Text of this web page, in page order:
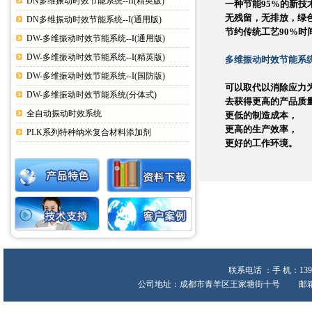
DN多维振动时效节能系统--I(通用版)
DW-多维振动时效节能系统--I(通用版)
DW-多维振动时效节能系统--I(精英版)
DW-多维振动时效节能系统--I(国防版)
DW-多维振动时效节能系统(分体式)
全自动振动时效系统
PLK系列特种纳米复合材料添加剂
一种节能95%的新技
无残留，无排放，绿
节约传统工艺90%时
多维振动时效节能系
可以取代以消除应力
去获得更高的产品质
更低的制造成本，
更高的生产效率，
更好的工作环境。
联系电话 ：手 机：
公司地址：成都市青羊区王家塘街十号 邮